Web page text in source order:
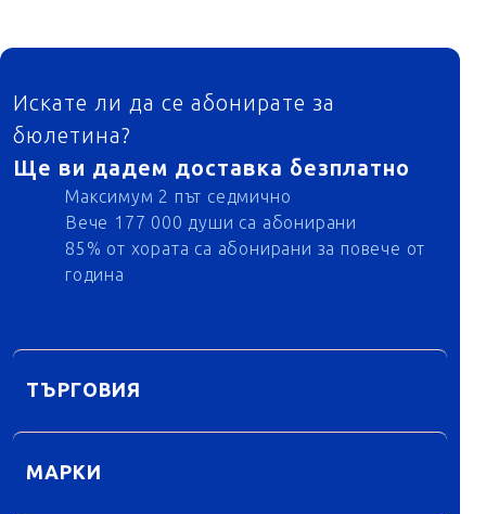
ФУТЕР
Искате ли да се абонирате за
бюлетина?
Ще ви дадем доставка безплатно
Максимум 2 път седмично
Вече 177 000 души са абонирани
85% от хората са абонирани за повече от
година
ТЪРГОВИЯ
МАРКИ